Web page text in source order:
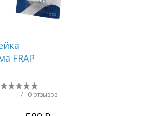
FRAP
/ 0 отзывов